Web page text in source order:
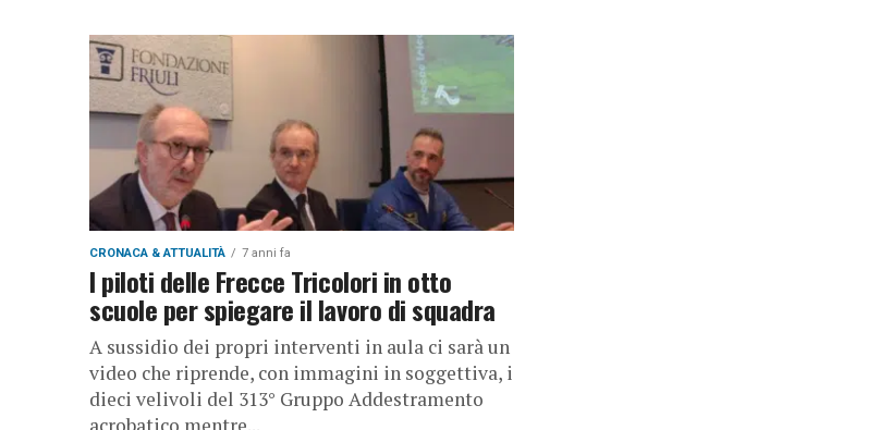
CRONACA & ATTUALITÀ 7 anni fa
I piloti delle Frecce Tricolori in otto
scuole per spiegare il lavoro di squadra
A sussidio dei propri interventi in aula ci sarà un
video che riprende, con immagini in soggettiva, i
dieci velivoli del 313° Gruppo Addestramento